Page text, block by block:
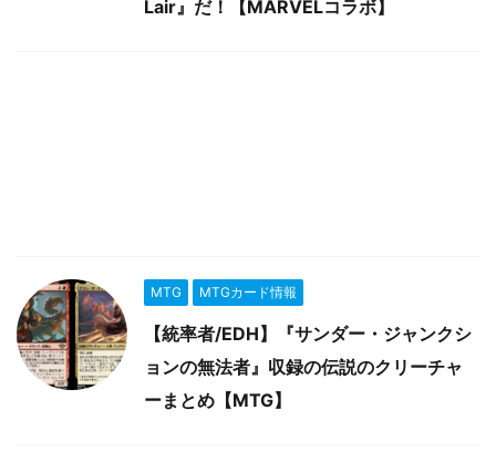
Lair』だ！【MARVELコラボ】
MTG MTGカード情報
【統率者/EDH】『サンダー・ジャンクシ
ョンの無法者』収録の伝説のクリーチャ
ーまとめ【MTG】